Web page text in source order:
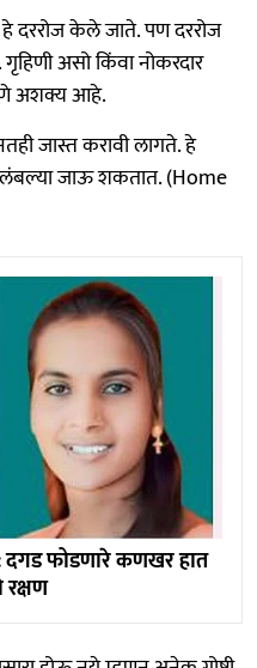
केले जाते. पण दररोज
असो किंवा नोकरदार
अशक्य आहे.
जास्त करावी लागते. हे
जाऊ शकतात. (Home
फोडणारे कणखर हात